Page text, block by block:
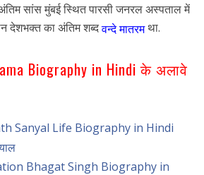
सांस मुंबई स्थित पारसी जनरल अस्पताल में
देशभक्त का अंतिम शब्दवन्दे मातरमथा.
Biography in Hindi के अलावे
Sanyal Life Biography in Hindi
Bhagat Singh Biography in